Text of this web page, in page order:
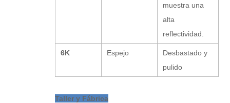
muestra una
alta
reflectividad.
6K Espejo
Desbastado y
pulido
Taller y Fábrica